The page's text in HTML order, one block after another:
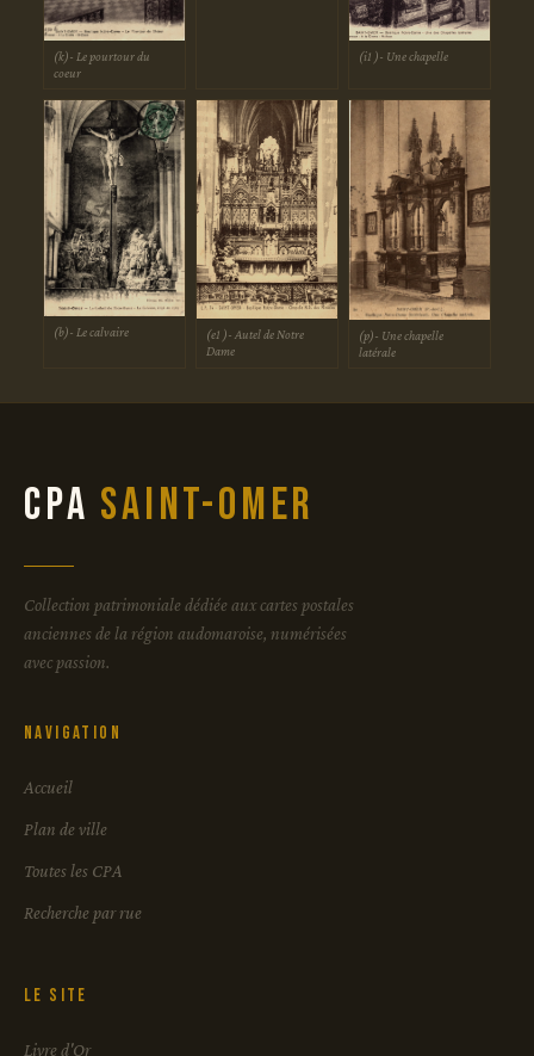
(k)- Le pourtour du
coeur
(i1 )- Une chapelle
(b)- Le calvaire
(e1 )- Autel de Notre
Dame
(p)- Une chapelle
latérale
CPA Saint-Omer
Collection patrimoniale dédiée aux cartes postales
anciennes de la région audomaroise, numérisées
avec passion.
Navigation
Accueil
Plan de ville
Toutes les CPA
Recherche par rue
Le site
Livre d'Or